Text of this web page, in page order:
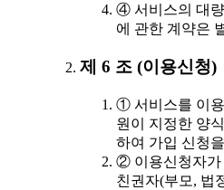
④ 서비스의 대
에 관한 계약은
제 6 조 (이용신청)
① 서비스를 이
원이 지정한 양
하여 가입 신청
② 이용신청자가
친권자(부모, 법